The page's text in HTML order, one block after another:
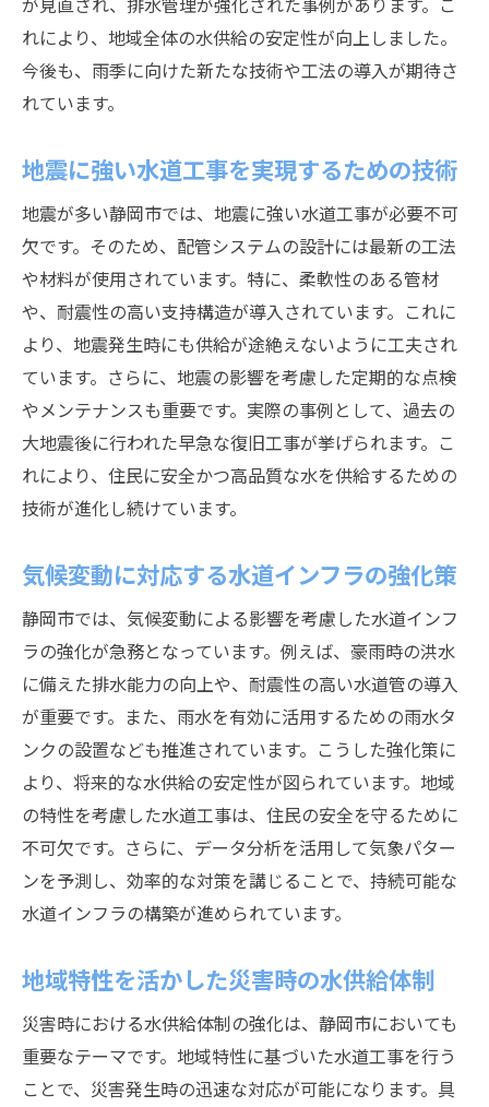
れにより、地域全体の水供給の安定性が向上しました。
今後も、雨季に向けた新たな技術や工法の導入が期待さ
れています。
地震に強い水道工事を実現するための技術
地震が多い静岡市では、地震に強い水道工事が必要不可
欠です。そのため、配管システムの設計には最新の工法
や材料が使用されています。特に、柔軟性のある管材
や、耐震性の高い支持構造が導入されています。これに
より、地震発生時にも供給が途絶えないように工夫され
ています。さらに、地震の影響を考慮した定期的な点検
やメンテナンスも重要です。実際の事例として、過去の
大地震後に行われた早急な復旧工事が挙げられます。こ
れにより、住民に安全かつ高品質な水を供給するための
技術が進化し続けています。
気候変動に対応する水道インフラの強化策
静岡市では、気候変動による影響を考慮した水道インフ
ラの強化が急務となっています。例えば、豪雨時の洪水
に備えた排水能力の向上や、耐震性の高い水道管の導入
が重要です。また、雨水を有効に活用するための雨水タ
ンクの設置なども推進されています。こうした強化策に
より、将来的な水供給の安定性が図られています。地域
の特性を考慮した水道工事は、住民の安全を守るために
不可欠です。さらに、データ分析を活用して気象パター
ンを予測し、効率的な対策を講じることで、持続可能な
水道インフラの構築が進められています。
地域特性を活かした災害時の水供給体制
災害時における水供給体制の強化は、静岡市においても
重要なテーマです。地域特性に基づいた水道工事を行う
ことで、災害発生時の迅速な対応が可能になります。具